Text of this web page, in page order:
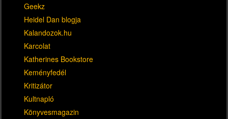
Geekz
Heidel Dan blogja
Kalandozok.hu
Karcolat
Katherines Bookstore
Keményfedél
Kritizátor
Kultnapló
Könyvesmagazin